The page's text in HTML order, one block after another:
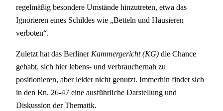
regelmäßig besondere Umstände hinzutreten, etwa das
Ignorieren eines Schildes wie „Betteln und Hausieren
verboten“.
Zuletzt hat das BerlinerKammergericht (KG) die Chance
gehabt, sich hier lebens- und verbrauchernah zu
positionieren, aber leider nicht genutzt. Immerhin findet sich
in den Rn. 26-47 eine ausführliche Darstellung und
Diskussion der Thematik.